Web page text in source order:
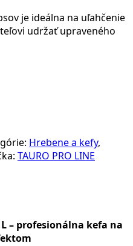
je ideálna na uľahčenie
udržať upraveného
Hrebene a kefy,
TAURO PRO LINE
– profesionálna kefa na